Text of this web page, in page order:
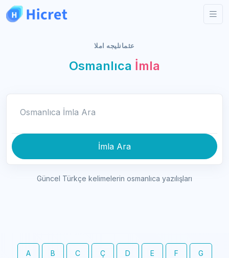
عثمانليجه املا
Osmanlıca İmla
İmla Ara
Güncel Türkçe kelimelerin osmanlıca yazılışları
A B C Ç D E F G